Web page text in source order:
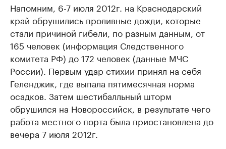
Напомним, 6-7 июля 2012г. на Краснодарский
край обрушились проливные дожди, которые
стали причиной гибели, по разным данным, от
165 человек (информация Следственного
комитета РФ) до 172 человек (данные МЧС
России). Первым удар стихии принял на себя
Геленджик, где выпала пятимесячная норма
осадков. Затем шестибалльный шторм
обрушился на Новороссийск, в результате чего
работа местного порта была приостановлена до
вечера 7 июля 2012г.